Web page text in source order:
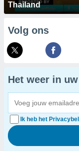
Thailand
Volg ons
Het weer in uw
Ik heb het